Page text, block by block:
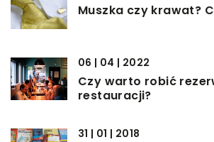
Muszka czy krawat?
06 | 04 | 2022
Czy warto robić
restauracji?
31 | 01 | 2018